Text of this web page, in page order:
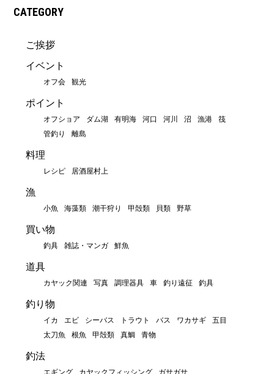
CATEGORY
ご挨拶
イベント
オフ会 観光
ポイント
オフショア ダム湖 有明海 河口 河川 沼 漁港
筏
管釣り
離島
料理
レシピ 居酒屋村上
漁
小魚 海藻類 潮干狩り 甲殻類 貝類 野草
買い物
釣具 雑誌・マンガ 鮮魚
道具
カヤック関連 写真 調理器具 車 釣り遠征 釣具
釣り物
イカ エビ シーバス トラウト バス ワカサギ
五目
太刀魚
根魚 甲殻類 真鯛 青物
釣法
エギング カヤックフィッシング
ガサガサ